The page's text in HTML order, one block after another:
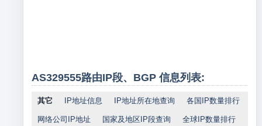
AS329555路由IP段、BGP 信息列表:
其它 IP地址信息 IP地址所在地查询 各国IP数量排行
网络公司IP地址 国家及地区IP段查询 全球IP数量排行